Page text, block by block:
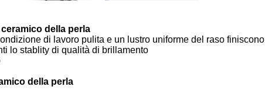
della perla
di lavoro pulita e un lustro uniforme del raso finiscono
lo stablity di qualità di brillamento
della perla